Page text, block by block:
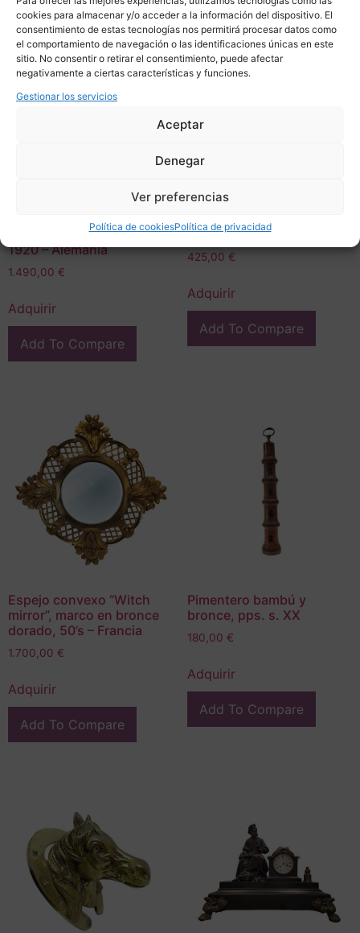
cookies para almacenar y/o acceder a la información del dispositivo. El
consentimiento de estas tecnologías nos permitirá procesar datos como
el comportamiento de navegación o las identificaciones únicas en este
sitio. No consentir o retirar el consentimiento, puede afectar
negativamente a ciertas características y funciones.
Gestionar los servicios
Aceptar
Denegar
Ver preferencias
Política de cookiesPolítica de privacidad
Escultura “Mujer soplando
burbujas”, Bronce y
mármol, Art Nouveau,
1920 – Alemania
1.490,00 €
Adquirir
Add To Compare
Escultura en bronce
“campesino”, 30’s –
Indochina
425,00 €
Adquirir
Add To Compare
Espejo convexo “Witch
mirror”, marco en bronce
dorado, 50’s – Francia
1.700,00 €
Adquirir
Add To Compare
Pimentero bambú y
bronce, pps. s. XX
180,00 €
Adquirir
Add To Compare